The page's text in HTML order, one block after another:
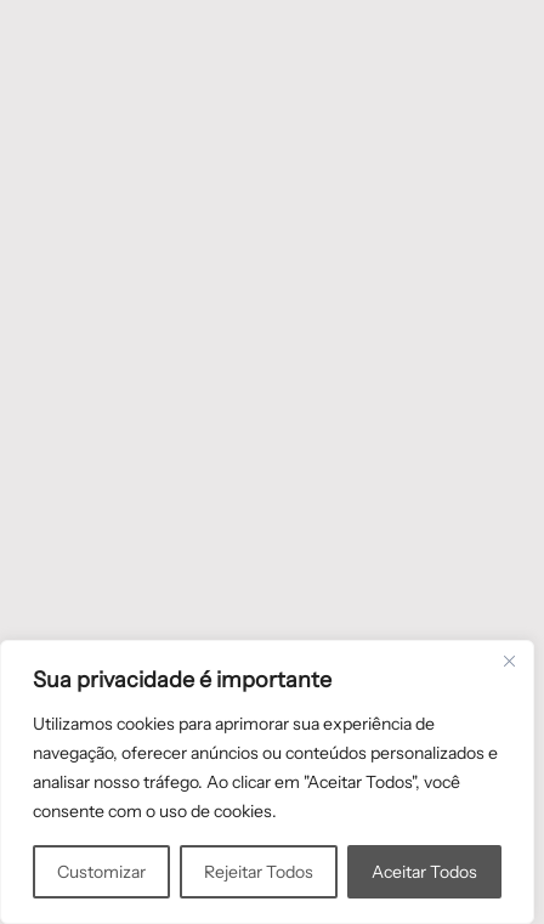
Sua privacidade é importante
Utilizamos cookies para aprimorar sua experiência de
navegação, oferecer anúncios ou conteúdos personalizados e
analisar nosso tráfego. Ao clicar em "Aceitar Todos", você
consente com o uso de cookies.
Customizar Rejeitar Todos Aceitar Todos